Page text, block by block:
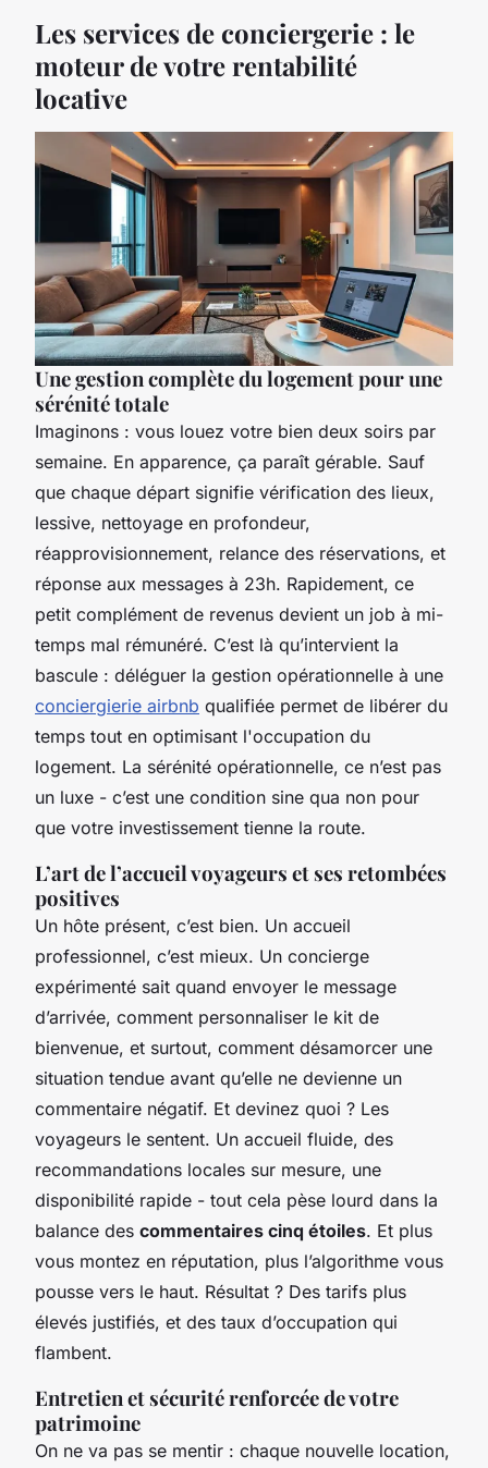
Les services de conciergerie : le
moteur de votre rentabilité
locative
Une gestion complète du logement pour une
sérénité totale
Imaginons : vous louez votre bien deux soirs par
semaine. En apparence, ça paraît gérable. Sauf
que chaque départ signifie vérification des lieux,
lessive, nettoyage en profondeur,
réapprovisionnement, relance des réservations, et
réponse aux messages à 23h. Rapidement, ce
petit complément de revenus devient un job à mi-
temps mal rémunéré. C’est là qu’intervient la
bascule : déléguer la gestion opérationnelle à une
conciergierie airbnb qualifiée permet de libérer du
temps tout en optimisant l'occupation du
logement. La sérénité opérationnelle, ce n’est pas
un luxe - c’est une condition sine qua non pour
que votre investissement tienne la route.
L’art de l’accueil voyageurs et ses retombées
positives
Un hôte présent, c’est bien. Un accueil
professionnel, c’est mieux. Un concierge
expérimenté sait quand envoyer le message
d’arrivée, comment personnaliser le kit de
bienvenue, et surtout, comment désamorcer une
situation tendue avant qu’elle ne devienne un
commentaire négatif. Et devinez quoi ? Les
voyageurs le sentent. Un accueil fluide, des
recommandations locales sur mesure, une
disponibilité rapide - tout cela pèse lourd dans la
balance des commentaires cinq étoiles. Et plus
vous montez en réputation, plus l’algorithme vous
pousse vers le haut. Résultat ? Des tarifs plus
élevés justifiés, et des taux d’occupation qui
flambent.
Entretien et sécurité renforcée de votre
patrimoine
On ne va pas se mentir : chaque nouvelle location,